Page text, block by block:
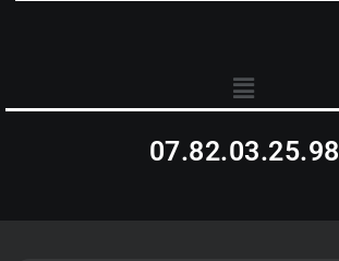
07.82.03.25.98